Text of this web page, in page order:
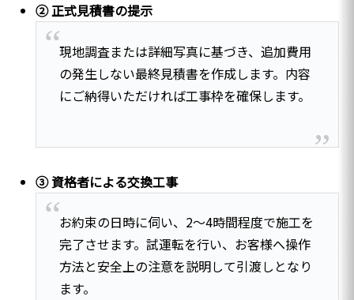
② 正式見積書の提示
現地調査または詳細写真に基づき、追加費用
の発生しない最終見積書を作成します。内容
にご納得いただければ工事枠を確保します。
③ 資格者による交換工事
お約束の日時に伺い、2〜4時間程度で施工を
完了させます。試運転を行い、お客様へ操作
方法と安全上の注意を説明して引渡しとなり
ます。